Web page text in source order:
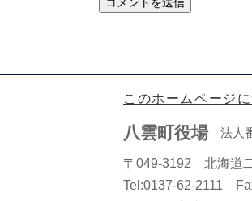
このホームページ
八雲町役場法人
〒049-3192 北海道
Tel:0137-62-2111